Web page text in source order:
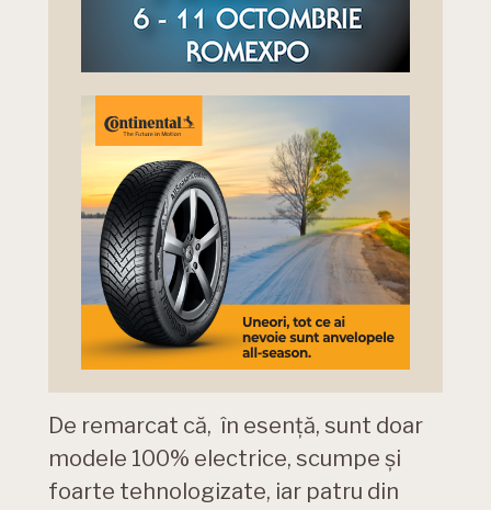
De remarcat că, în esență, sunt doar
modele 100% electrice, scumpe și
foarte tehnologizate, iar patru din